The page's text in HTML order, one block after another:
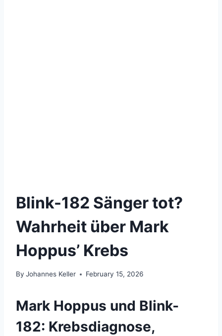
Blink-182 Sänger tot?
Wahrheit über Mark
Hoppus’ Krebs
By Johannes Keller February 15, 2026
Mark Hoppus und Blink-
182: Krebsdiagnose,